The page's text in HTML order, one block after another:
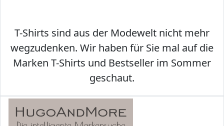
T-Shirts sind aus der Modewelt nicht mehr
wegzudenken. Wir haben für Sie mal auf die
Marken T-Shirts und Bestseller im Sommer
geschaut.